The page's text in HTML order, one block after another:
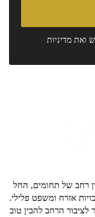
ואת מדיניות
רחב של תחומים, החל
אזרח ומשפט פלילי.
הרחב להבין טוב